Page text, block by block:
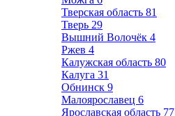
Тверская область 81
Тверь 29
Вышний Волочёк 4
Ржев 4
Калужская область 80
Калуга 31
Обнинск 9
Малоярославец 6
Ярославская область 77